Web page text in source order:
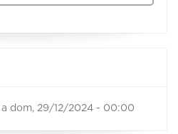
a dom, 29/12/2024 - 00:00